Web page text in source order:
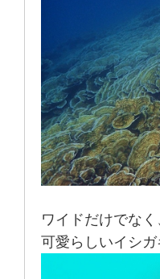
ワイドだけでな
可愛らしいイシ